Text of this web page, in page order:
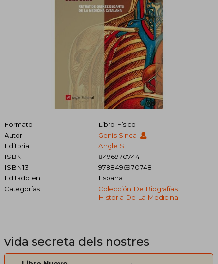
Formato
Libro Físico
Autor
Genís Sinca
Editorial
Angle S
ISBN
8496970744
ISBN13
9788496970748
Editado en
España
Categorías
Colección De Biografías
Historia De La Medicina
vida secreta dels nostres